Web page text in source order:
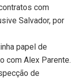
com
Salvador, por
papel de
com Alex Parente.
de